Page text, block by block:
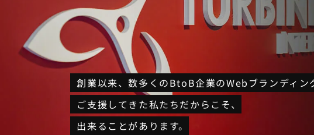
創業以来、数多くのBtoB企業のWebブランディン
ご支援してきた私たちだからこそ、
出来ることがあります。